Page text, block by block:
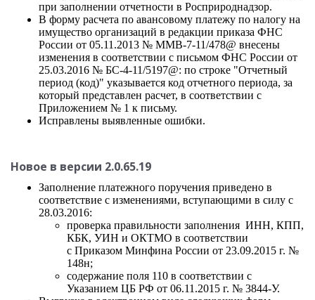
при заполнении отчетности в Росприроднадзор.
В форму расчета по авансовому платежу по налогу на
имущество организаций в редакции приказа ФНС
России от 05.11.2013 № ММВ-7-11/478@ внесены
изменения в соответствии с письмом ФНС России от
25.03.2016 № БС-4-11/5197@: по строке "Отчетный
период (код)" указывается код отчетного периода, за
который представлен расчет, в соответствии с
Приложением № 1 к письму.
Исправлены выявленные ошибки.
Новое в версии 2.0.65.19
Заполнение платежного поручения приведено в
соответствие с изменениями, вступающими в силу с
28.03.2016:
проверка правильности заполнения ИНН, КПП,
КБК, УИН и ОКТМО в соответствии
с Приказом Минфина России от 23.09.2015 г. №
148н;
содержание поля 110 в соответствии с
Указанием ЦБ РФ от 06.11.2015 г. № 3844-У.